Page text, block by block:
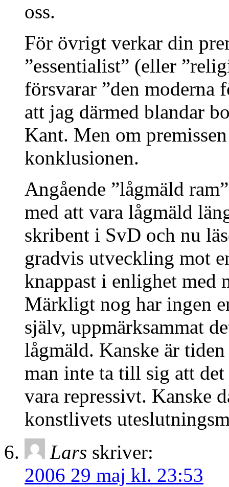
oss.
För övrigt verkar din
”essentialist” (eller
försvarar ”den moderna
att jag därmed blandar
Kant. Men om
konklusionen.
Angående ”lågmäld
med att vara lågmäld
skribent i SvD och nu
gradvis utveckling mot
knappast i enlighet
Märkligt nog har ingen
själv, uppmärksammat
lågmäld. Kanske är
man inte ta till sig att det
vara repressivt. Kanske
konstlivets
Lars skriver:
2006 29 maj kl. 23:53